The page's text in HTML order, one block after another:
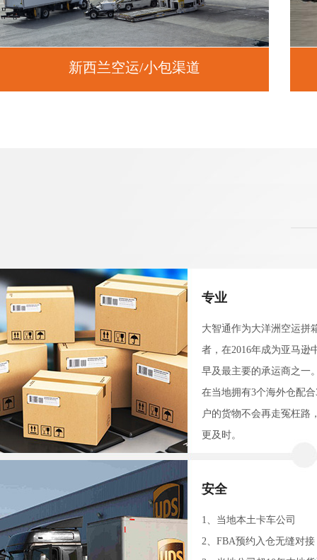
新西兰空运/小包渠道
专业
大智通作为大洋洲空运拼
者，在2016年成为亚马逊
早及最主要的承运商之一
在当地拥有3个海外仓配
户的货物不会再走冤枉路
更及时。
安全
1、当地本土卡车公司
2、FBA预约入仓无缝对接